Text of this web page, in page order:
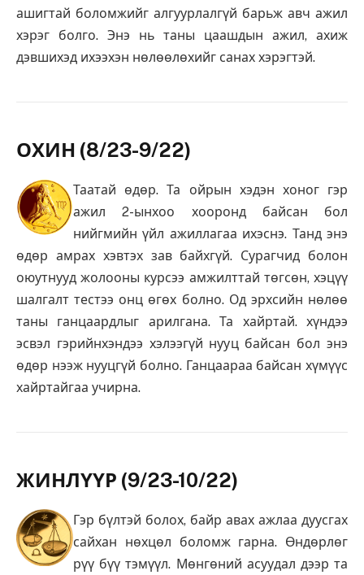
ашигтай боломжийг алгуурлалгүй барьж авч ажил
хэрэг болго. Энэ нь таны цаашдын ажил, ахиж
дэвшихэд ихээхэн нөлөөлөхийг санах хэрэгтэй.
ОХИН (8/23-9/22)
Таатай өдөр. Та ойрын хэдэн хоног гэр
ажил 2-ынхоо хооронд байсан бол
нийгмийн үйл ажиллагаа ихэснэ. Танд энэ
өдөр амрах хэвтэх зав байхгүй. Сурагчид болон
оюутнууд жолооны курсээ амжилттай төгсөн, хэцүү
шалгалт тестээ онц өгөх болно. Од эрхсийн нөлөө
таны ганцаардлыг арилгана. Та хайртай. хүндээ
эсвэл гэрийнхэндээ хэлээгүй нууц байсан бол энэ
өдөр нээж нууцгүй болно. Ганцаараа байсан хүмүүс
хайртайгаа учирна.
ЖИНЛҮҮР (9/23-10/22)
Гэр бүлтэй болох, байр авах ажлаа дуусгах
сайхан нөхцөл боломж гарна. Өндөрлөг
рүү бүү тэмүүл. Мөнгөний асуудал дээр та